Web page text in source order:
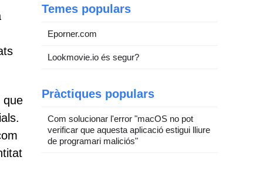
que
Temes populars
Eporner.com
Lookmovie.io és segur?
Pràctiques populars
Com solucionar l'error "macOS no pot
verificar que aquesta aplicació estigui lliure
de programari maliciós"